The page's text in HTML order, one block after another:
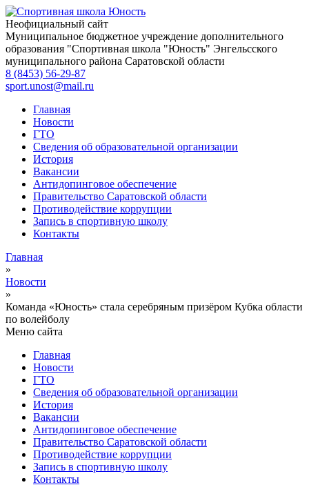
Неофициальный сайт
Муниципальное бюджетное учреждение дополнительного
образования "Спортивная школа "Юность" Энгельсского
муниципального района Саратовской области
8 (8453) 56-29-87
sport.unost@mail.ru
Главная
Новости
ГТО
Сведения об образовательной организации
История
Вакансии
Антидопинговое обеспечение
Правительство Саратовской области
Противодействие коррупции
Запись в спортивную школу
Контакты
Главная
»
Новости
»
Команда «Юность» стала серебряным призёром Кубка области
по волейболу
Меню сайта
Главная
Новости
ГТО
Сведения об образовательной организации
История
Вакансии
Антидопинговое обеспечение
Правительство Саратовской области
Противодействие коррупции
Запись в спортивную школу
Контакты